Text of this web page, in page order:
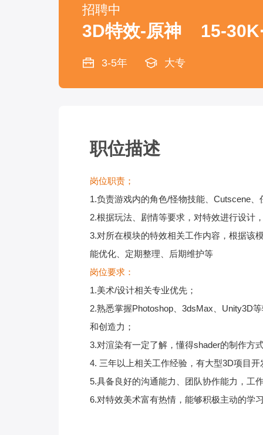
招聘中
3D特效-原神 15-
3-5年 大专
职位描述
岗位职责；
1.负责游戏内的角色/怪物技能、Cutscene
2.根据玩法、剧情等要求，对特效进行设计
3.对所在模块的特效相关工作内容，根据该
能优化、定期整理、后期维护等
岗位要求：
1.美术/设计相关专业优先；
2.熟悉掌握Photoshop、3dsMax、Unity3D
和创造力；
3.对渲染有一定了解，懂得shader的制作方
4. 三年以上相关工作经验，有大型3D项目开
5.具备良好的沟通能力、团队协作能力，工
6.对特效美术富有热情，能够积极主动的学